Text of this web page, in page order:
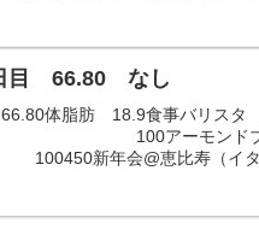
目 66.80 なし
66.80体脂肪 18.9
アーモンドブレイク
新年会@恵比寿（イタリ